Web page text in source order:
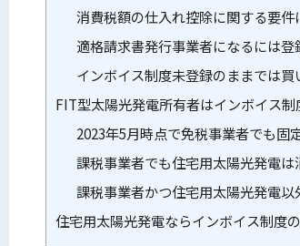
消費税額の仕入れ控除に関する要件
適格請求書発行事業者になるには登
インボイス制度未登録のままでは
FIT型太陽光発電所有者はインボイス制
2023年5月時点で免税事業者でも固
課税事業者でも住宅用太陽光発電
課税事業者かつ住宅用太陽光発電
住宅用太陽光発電ならインボイス制度